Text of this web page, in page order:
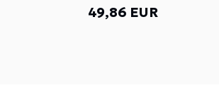
49,86 EUR